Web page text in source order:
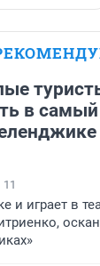
в
11
и играет в